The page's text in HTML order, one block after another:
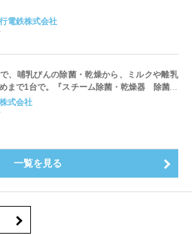
電鉄株式会社
、哺乳びんの除菌・乾燥から、ミルクや離乳
まで1台で。『スチーム除菌・乾燥器 除菌じ
式会社
一覧を見る